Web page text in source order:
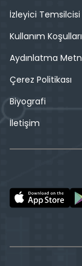
İzleyici Temsilcisi
Kullanım Koşulları
Aydınlatma
Çerez Politikası
Biyografi
İletişim